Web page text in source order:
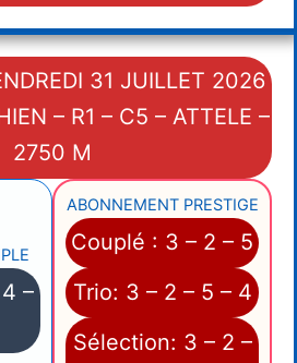
31 JUILLET 2026
– R1 – C5 – ATTELE –
2750 M
–
ABONNEMENT PRESTIGE
Couplé : 3 – 2 – 5
Trio: 3 – 2 – 5 – 4
Sélection: 3 – 2 –